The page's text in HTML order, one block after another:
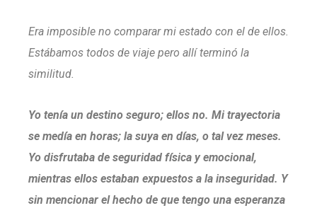
Era imposible no comparar mi estado con el de ellos.
Estábamos todos de viaje pero allí terminó la
similitud.
Yo tenía un destino seguro; ellos no. Mi trayectoria
se medía en horas; la suya en días, o tal vez meses.
Yo disfrutaba de seguridad física y emocional,
mientras ellos estaban expuestos a la inseguridad. Y
sin mencionar el hecho de que tengo una esperanza